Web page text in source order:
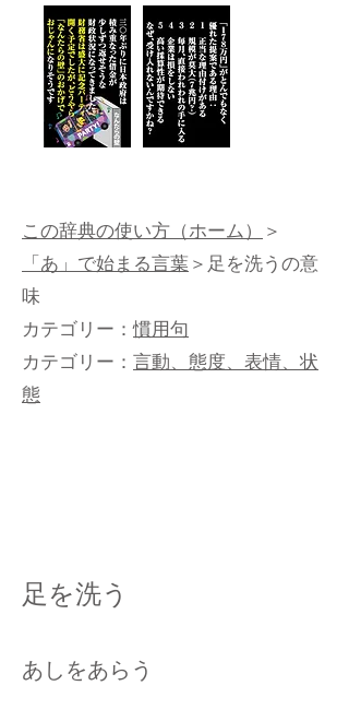
この辞典の使い方（ホーム）＞
「あ」で始まる言葉＞足を洗うの意
味
カテゴリー：慣用句
カテゴリー： 言動、態度、表情、状
態
足を洗う
あしをあらう